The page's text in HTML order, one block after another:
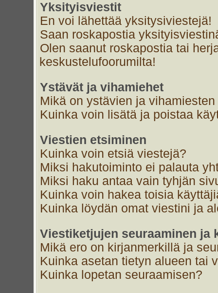
Yksityisviestit
En voi lähettää yksitysiviestejä!
Saan roskapostia
Olen saanut roskapostia tai
keskustelufoorumilta!
Ystävät ja vihamiehet
Mikä on ystävien ja
Kuinka voin lisätä ja poistaa
Viestien etsiminen
Kuinka voin etsiä viestejä?
Miksi hakutoiminto ei palauta
Miksi haku antaa vain tyhjän
Kuinka voin hakea toisia
Kuinka löydän omat viestini ja
Viestiketjujen seuraaminen ja
Mikä ero on kirjanmerkillä ja
Kuinka asetan tietyn alueen tai
Kuinka lopetan seuraamisen?